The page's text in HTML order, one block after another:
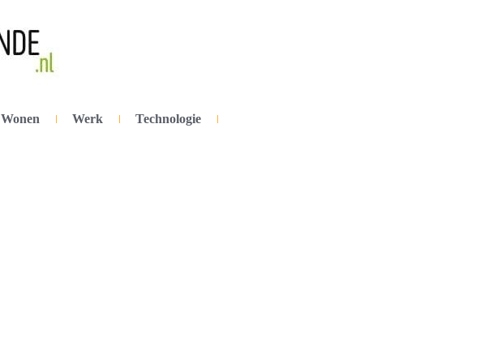
Wonen Werk Technologie